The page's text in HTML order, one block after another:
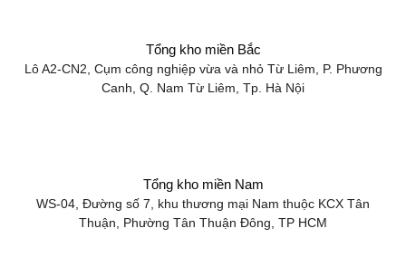
Tổng kho miền Bắc
Lô A2-CN2, Cụm công nghiệp vừa và nhỏ Từ Liêm, P. Phương
Canh, Q. Nam Từ Liêm, Tp. Hà Nội
Tổng kho miền Nam
WS-04, Đường số 7, khu thương mại Nam thuộc KCX Tân
Thuận, Phường Tân Thuận Đông, TP HCM